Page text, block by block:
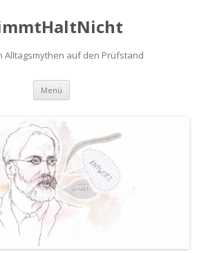
Alltagsmythen auf den Prüfstand
Menü Zum
springen